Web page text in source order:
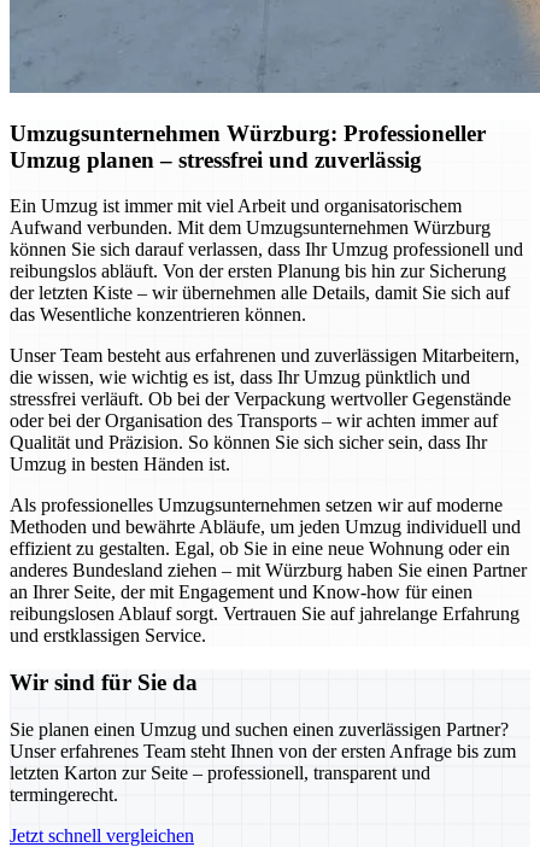
Umzugsunternehmen Würzburg: Professioneller
Umzug planen – stressfrei und zuverlässig
Ein Umzug ist immer mit viel Arbeit und organisatorischem
Aufwand verbunden. Mit dem Umzugsunternehmen Würzburg
können Sie sich darauf verlassen, dass Ihr Umzug professionell und
reibungslos abläuft. Von der ersten Planung bis hin zur Sicherung
der letzten Kiste – wir übernehmen alle Details, damit Sie sich auf
das Wesentliche konzentrieren können.
Unser Team besteht aus erfahrenen und zuverlässigen Mitarbeitern,
die wissen, wie wichtig es ist, dass Ihr Umzug pünktlich und
stressfrei verläuft. Ob bei der Verpackung wertvoller Gegenstände
oder bei der Organisation des Transports – wir achten immer auf
Qualität und Präzision. So können Sie sich sicher sein, dass Ihr
Umzug in besten Händen ist.
Als professionelles Umzugsunternehmen setzen wir auf moderne
Methoden und bewährte Abläufe, um jeden Umzug individuell und
effizient zu gestalten. Egal, ob Sie in eine neue Wohnung oder ein
anderes Bundesland ziehen – mit Würzburg haben Sie einen Partner
an Ihrer Seite, der mit Engagement und Know-how für einen
reibungslosen Ablauf sorgt. Vertrauen Sie auf jahrelange Erfahrung
und erstklassigen Service.
Wir sind für Sie da
Sie planen einen Umzug und suchen einen zuverlässigen Partner?
Unser erfahrenes Team steht Ihnen von der ersten Anfrage bis zum
letzten Karton zur Seite – professionell, transparent und
termingerecht.
Jetzt schnell vergleichen